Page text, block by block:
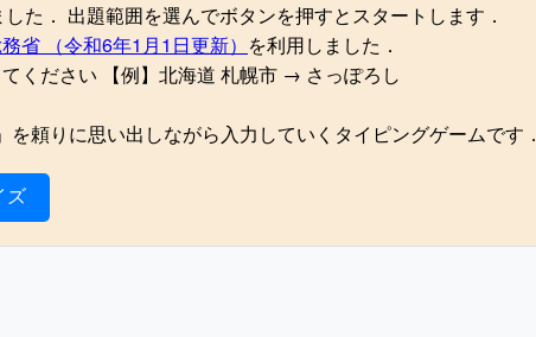
た． 出題範囲を選んでボタンを押すとスタートします．
省 （令和6年1月1日更新） を利用しました．
ください 【例】北海道 札幌市 → さっぽろし
頼りに思い出しながら入力していくタイピングゲームです．
ズ